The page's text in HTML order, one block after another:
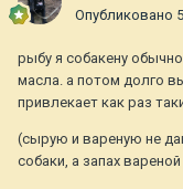
Опубликовано
рыбу я собакену
масла. а потом долго
привлекает как раз
(сырую и вареную не
собаки, а запах